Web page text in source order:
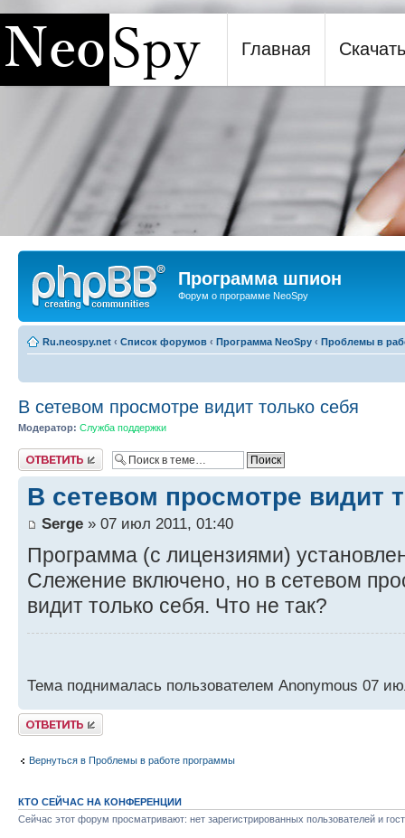
Программа шпион NeoSpy
Главная Скачать
Программа шпион
Форум о программе NeoSpy
Ru.neospy.net ‹ Список форумов ‹ Программа NeoSpy ‹ Проблемы в
В сетевом просмотре видит только себя
Модератор: Служба поддержки
Ответить
В сетевом просмотре видит
Serge » 07 июл 2011, 01:40
Программа (с лицензиями)
Слежение включено, но в сетевом
видит только себя. Что не так?
Тема поднималась пользователем Anonymous 07
Ответить
Вернуться в Проблемы в работе программы
КТО СЕЙЧАС НА КОНФЕРЕНЦИИ
Сейчас этот форум просматривают: нет зарегистрированных пользователей и